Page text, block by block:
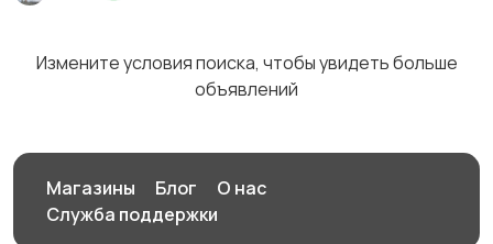
Измените условия поиска, чтобы увидеть больше
объявлений
Магазины Блог
О нас
Служба поддержки